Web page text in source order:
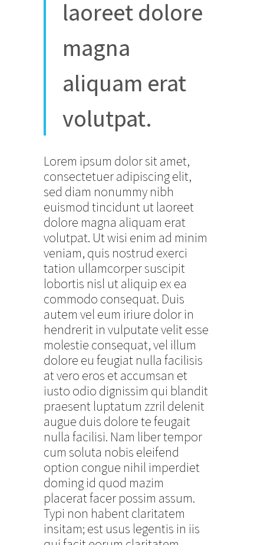
laoreet dolore
magna
aliquam erat
volutpat.
Lorem ipsum dolor sit amet,
consectetuer adipiscing elit,
sed diam nonummy nibh
euismod tincidunt ut laoreet
dolore magna aliquam erat
volutpat. Ut wisi enim ad minim
veniam, quis nostrud exerci
tation ullamcorper suscipit
lobortis nisl ut aliquip ex ea
commodo consequat. Duis
autem vel eum iriure dolor in
hendrerit in vulputate velit esse
molestie consequat, vel illum
dolore eu feugiat nulla facilisis
at vero eros et accumsan et
iusto odio dignissim qui blandit
praesent luptatum zzril delenit
augue duis dolore te feugait
nulla facilisi. Nam liber tempor
cum soluta nobis eleifend
option congue nihil imperdiet
doming id quod mazim
placerat facer possim assum.
Typi non habent claritatem
insitam; est usus legentis in iis